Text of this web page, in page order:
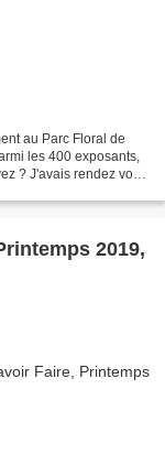
au Parc Floral de
les 400 exposants,
? J'avais rendez vous
2019,